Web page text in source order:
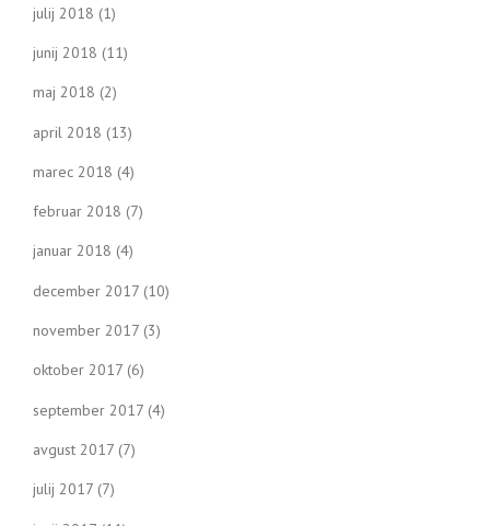
julij 2018 (1)
junij 2018 (11)
maj 2018 (2)
april 2018 (13)
marec 2018 (4)
februar 2018 (7)
januar 2018 (4)
december 2017 (10)
november 2017 (3)
oktober 2017 (6)
september 2017 (4)
avgust 2017 (7)
julij 2017 (7)